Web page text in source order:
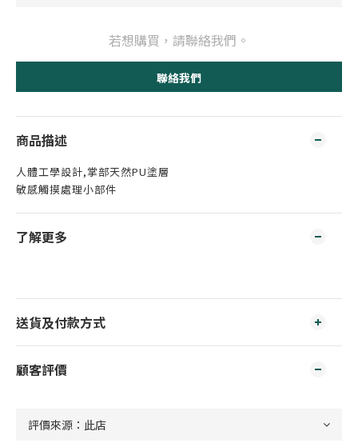
若想購買，請聯絡我們。
聯絡我們
商品描述
人體工學設計,掌部天然PU塗層
敏感觸摸處理小部件
了解更多
送貨及付款方式
顧客評價